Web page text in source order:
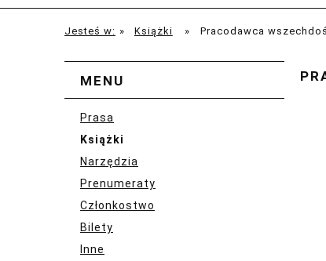
Jesteś w: » Książki » Pracodawca
MENU
Prasa
Książki
Narzędzia
Prenumeraty
Członkostwo
Bilety
Inne